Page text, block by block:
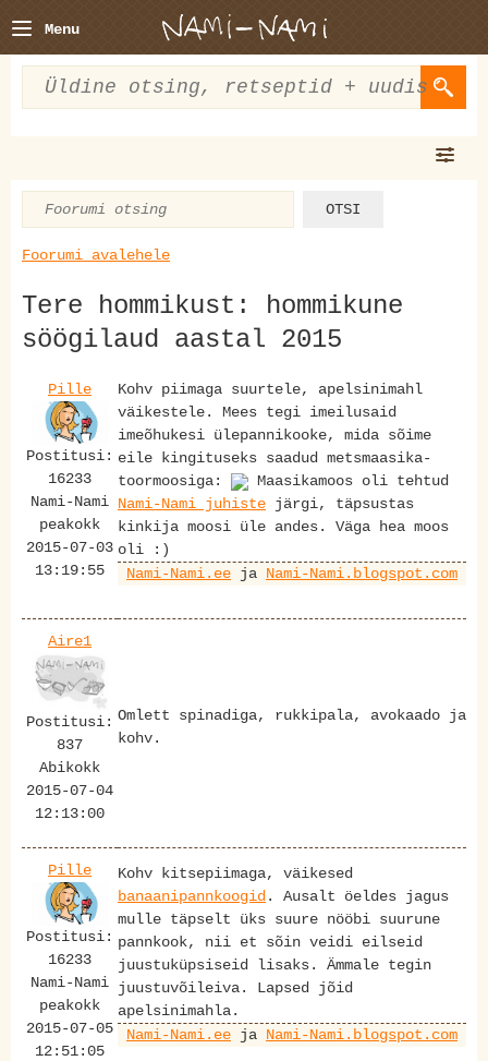
Menu
Foorumi avalehele
Tere hommikust: hommikune
söögilaud aastal 2015
Pille
Postitusi:
16233
Nami-Nami
peakokk
2015-07-03
13:19:55
Kohv piimaga suurtele, apelsinimahl
väikestele. Mees tegi imeilusaid
imeõhukesi ülepannikooke, mida sõime
eile kingituseks saadud metsmaasika-
toormoosiga:
Maasikamoos oli tehtud
Nami-Nami juhiste järgi, täpsustas
kinkija moosi üle andes. Väga hea moos
oli :)
Nami-Nami.ee ja Nami-Nami.blogspot.com
Aire1
Postitusi:
837
Abikokk
2015-07-04
12:13:00
Omlett spinadiga, rukkipala, avokaado ja
kohv.
Pille
Postitusi:
16233
Nami-Nami
peakokk
2015-07-05
12:51:05
Kohv kitsepiimaga, väikesed
banaanipannkoogid. Ausalt öeldes jagus
mulle täpselt üks suure nööbi suurune
pannkook, nii et sõin veidi eilseid
juustuküpsiseid lisaks. Ämmale tegin
juustuvõileiva. Lapsed jõid
apelsinimahla.
Nami-Nami.ee ja Nami-Nami.blogspot.com